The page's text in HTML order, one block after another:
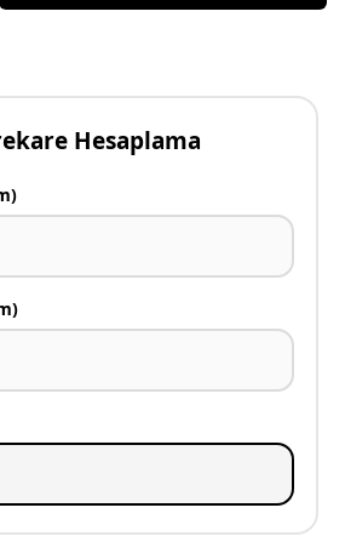
Hesaplama